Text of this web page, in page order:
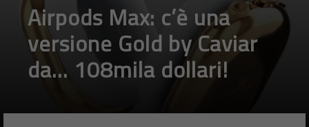
Airpods Max: c’è una
versione Gold by Caviar
da… 108mila dollari!